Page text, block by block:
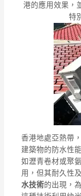
港的應用效果，
特
香港地處亞熱帶
建築物的防水性
如瀝青卷材或聚
用，但其耐久性
水技術的出現，